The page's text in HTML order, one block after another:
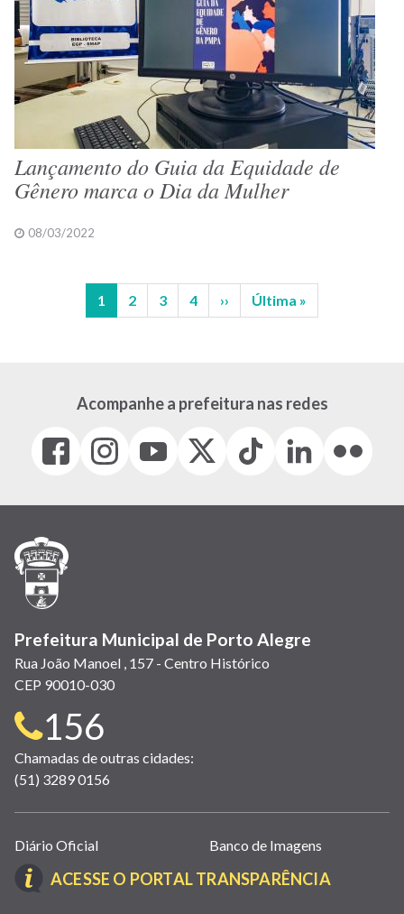
Lançamento do Guia da Equidade de
Gênero marca o Dia da Mulher
08/03/2022
Paginação
Página
atual
1 Página
2 Página
3 Página
4
Próxima
página
››
Última
página
Última »
Acompanhe a prefeitura nas redes
Facebook
(link
em
janela)
Instagram
(link
em
(link
em
(Antigo
(link
Tiktok
(link
em
LinkedIn
(link
em
(link
em
Prefeitura Municipal de Porto Alegre
Rua João Manoel , 157 - Centro Histórico
CEP 90010-030
Telefone
para
contato:
156
Chamadas de outras cidades:
(51) 3289 0156
Links
úteis
(abrem
Diário Oficial Banco de Imagens
ACESSE O PORTAL TRANSPARÊNCIA(LINK